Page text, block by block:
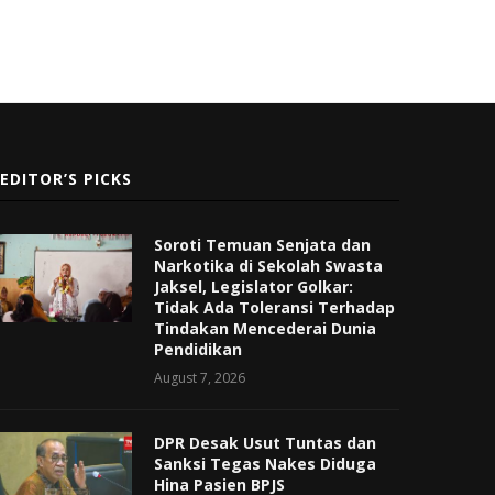
EDITOR’S PICKS
Soroti Temuan Senjata dan
Narkotika di Sekolah Swasta
Jaksel, Legislator Golkar:
Tidak Ada Toleransi Terhadap
Tindakan Mencederai Dunia
Pendidikan
August 7, 2026
DPR Desak Usut Tuntas dan
Sanksi Tegas Nakes Diduga
Hina Pasien BPJS